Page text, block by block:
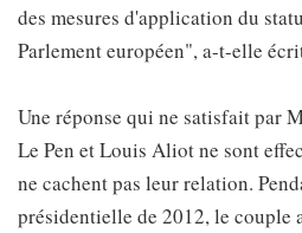
des mesures d'application du
Parlement européen", a-t-elle
Une réponse qui ne satisfait par
Le Pen et Louis Aliot ne sont
ne cachent pas leur relation.
présidentielle de 2012, le couple